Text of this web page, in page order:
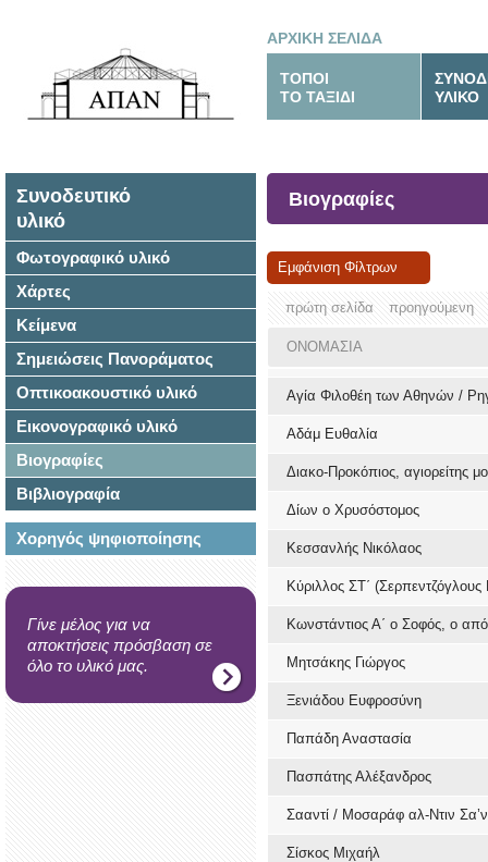
ΑΡΧΙΚΗ ΣΕΛΙΔΑ
ΤΟΠΟΙ
ΤΟ ΤΑΞΙΔΙ
ΥΛΙΚΟ
Συνοδευτικό
υλικό
Φωτογραφικό υλικό
Χάρτες
Κείμενα
Σημειώσεις Πανοράματος
Οπτικοακουστικό υλικό
Εικονογραφικό υλικό
Βιογραφίες
Βιβλιογραφία
Χορηγός ψηφιοποίησης
Γίνε μέλος για να
αποκτήσεις πρόσβαση σε
όλο το υλικό μας.
Βιογραφίες
Εμφάνιση Φίλτρων
πρώτη σελίδα προηγούμενη
ΟΝΟΜΑΣΙΑ
Αγία Φιλοθέη των Αθηνών /
Αδάμ Ευθαλία
Διακο-Προκόπιος, αγιορείτης
Δίων ο Χρυσόστομος
Κεσσανλής Νικόλαος
Κύριλλος ΣΤ΄
Κωνστάντιος Α΄ ο Σοφός, ο από
Μητσάκης Γιώργος
Ξενιάδου Ευφροσύνη
Παπάδη Αναστασία
Πασπάτης Αλέξανδρος
Σααντί / Μοσαράφ αλ-Ντιν
Σίσκος Μιχαήλ